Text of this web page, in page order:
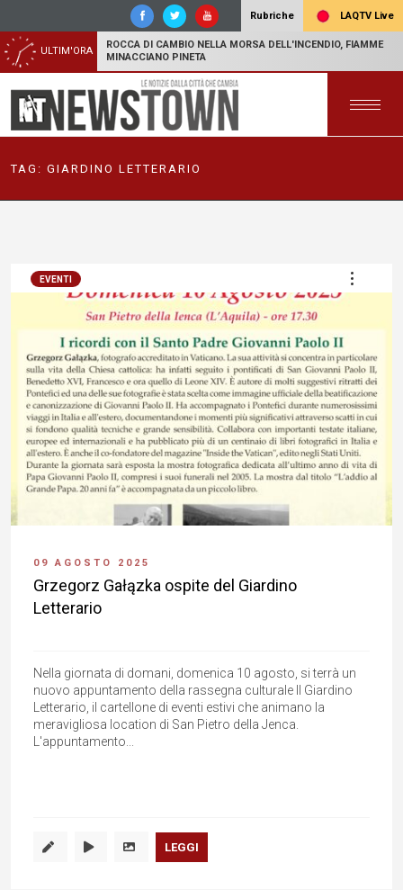
Rubriche LAQTV Live
ULTIM'ORA
ROCCA DI CAMBIO NELLA MORSA DELL'INCENDIO, FIAMME
MINACCIANO PINETA
TAG: GIARDINO LETTERARIO
EVENTI
09 AGOSTO 2025
Grzegorz Gałązka ospite del Giardino
Letterario
Nella giornata di domani, domenica 10 agosto, si terrà un
nuovo appuntamento della rassegna culturale Il Giardino
Letterario, il cartellone di eventi estivi che animano la
meravigliosa location di San Pietro della Jenca.
L'appuntamento...
LEGGI